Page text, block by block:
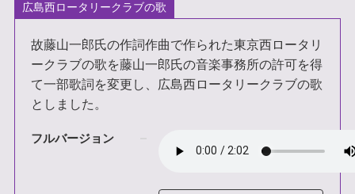
広島西ロータリークラブの歌
故藤山一郎氏の作詞作曲で作られた東京西ロータリ
ークラブの歌を藤山一郎氏の音楽事務所の許可を得
て一部歌詞を変更し、広島西ロータリークラブの歌
としました。
フルバージョン